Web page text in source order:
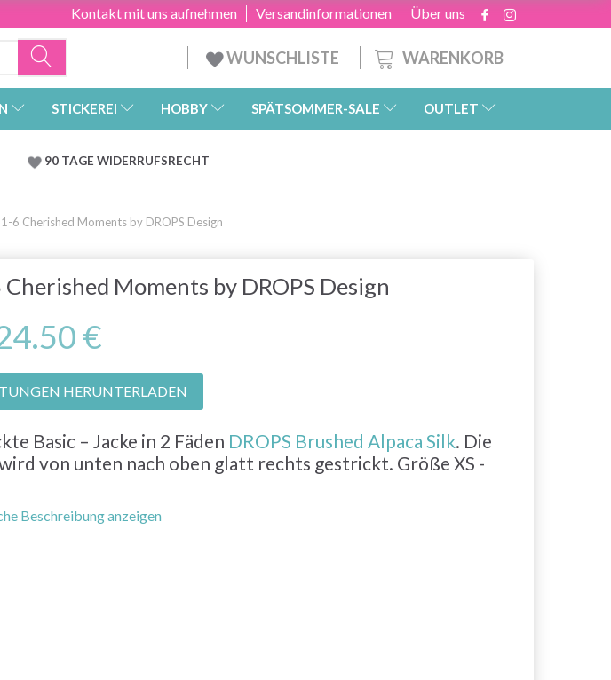
Über uns
Versandinformationen
Kontakt mit uns aufnehmen
WARENKORB
WUNSCHLISTE
STICKEREI HOBBY SPÄTSOMMER-SALE OUTLET
90 TAGE WIDERRUFSRECHT
6 Cherished Moments by DROPS Design
Moments by DROPS Design
€
HERUNTERLADEN
Basic – Jacke in 2 Fäden DROPS Brushed Alpaca Silk. Die
von unten nach oben glatt rechts gestrickt. Größe XS -
Beschreibung anzeigen